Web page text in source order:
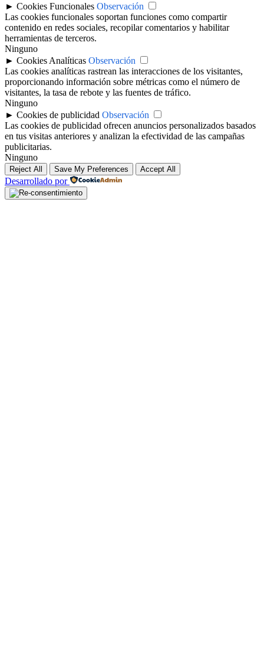
► Cookies Funcionales Observación
Las cookies funcionales soportan funciones como compartir
contenido en redes sociales, recopilar comentarios y habilitar
herramientas de terceros.
Ninguno
► Cookies Analíticas Observación
Las cookies analíticas rastrean las interacciones de los visitantes,
proporcionando información sobre métricas como el número de
visitantes, la tasa de rebote y las fuentes de tráfico.
Ninguno
► Cookies de publicidad Observación
Las cookies de publicidad ofrecen anuncios personalizados basados
en tus visitas anteriores y analizan la efectividad de las campañas
publicitarias.
Ninguno
Reject All Save My Preferences Accept All
Desarrollado por